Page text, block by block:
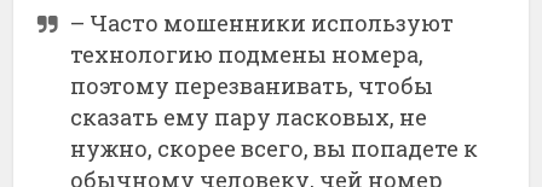
– Часто мошенники используют
технологию подмены номера,
поэтому перезванивать, чтобы
сказать ему пару ласковых, не
нужно, скорее всего, вы попадете к
обычному человеку, чей номер